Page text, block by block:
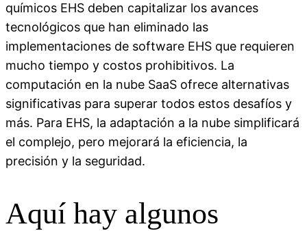
químicos EHS deben capitalizar los avances
tecnológicos que han eliminado las
implementaciones de software EHS que requieren
mucho tiempo y costos prohibitivos. La
computación en la nube SaaS ofrece alternativas
significativas para superar todos estos desafíos y
más. Para EHS, la adaptación a la nube simplificará
el complejo, pero mejorará la eficiencia, la
precisión y la seguridad.
Aquí hay algunos